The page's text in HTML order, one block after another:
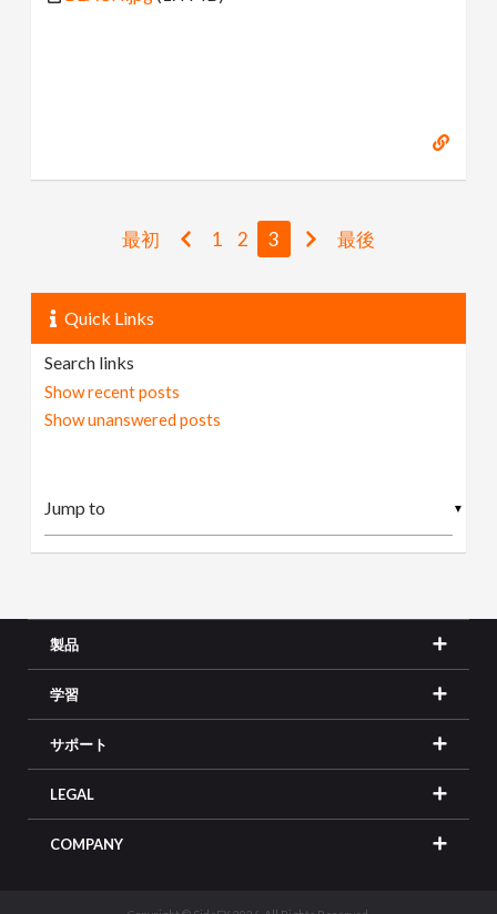
最初 1 2 3 最後
Quick Links
Search links
Show recent posts
Show unanswered posts
▼
製品
学習
サポート
LEGAL
COMPANY